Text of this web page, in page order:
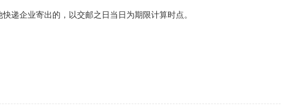
企业寄出的，以交邮之日当日为期限计算时点。